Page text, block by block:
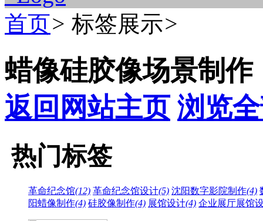
首页> 标签展示>
蜡像硅胶像场景制作
返回网站主页 浏览
热门标签
革命纪念馆(12) 革命纪念馆设计(5) 沈阳数字影院制作(4)
阳蜡像制作(4) 硅胶像制作(4) 展馆设计(4) 企业展厅展馆